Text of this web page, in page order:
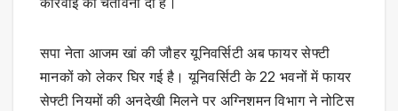
सपा नेता आजम खां की जौहर यूनिवर्सिटी अब फायर सेफ्टी
मानकों को लेकर घिर गई है। यूनिवर्सिटी के 22 भवनों में फायर
सेफ्टी नियमों की अनदेखी मिलने पर अग्निशमन विभाग ने नोटिस